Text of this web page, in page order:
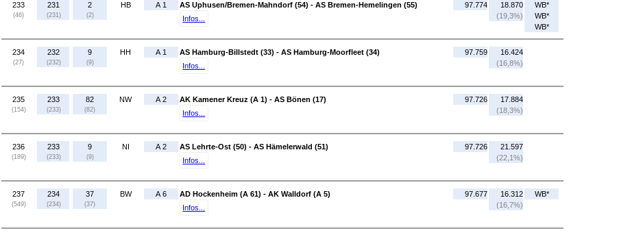
233
(46)
231
(231)
2
(2)
HB A 1
AS Uphusen/Bremen-Mahndorf (54) - AS Bremen-Hemelingen (55)
Infos...
97.774
18.870
(19,3%)
WB*
WB*
WB*
234
(27)
232
(232)
9
(9)
HH A 1
AS Hamburg-Billstedt (33) - AS Hamburg-Moorfleet (34)
Infos...
97.759
16.424
(16,8%)
235
(154)
233
(233)
82
(82)
NW A 2
AK Kamener Kreuz (A 1) - AS Bönen (17)
Infos...
97.726
17.884
(18,3%)
236
(189)
233
(233)
9
(9)
NI A 2
AS Lehrte-Ost (50) - AS Hämelerwald (51)
Infos...
97.726
21.597
(22,1%)
237
(549)
234
(234)
37
(37)
BW A 6
AD Hockenheim (A 61) - AK Walldorf (A 5)
Infos...
97.677
16.312
(16,7%)
WB*